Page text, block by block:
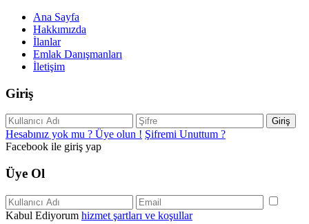
Ana Sayfa
Hakkımızda
İlanlar
Emlak Danışmanları
İletişim
Giriş
Giriş
Hesabınız yok mu ? Üye olun ! Şifremi Unuttum ?
Facebook ile giriş yap
Üye Ol
Kabul Ediyorum hizmet şartları ve koşullar